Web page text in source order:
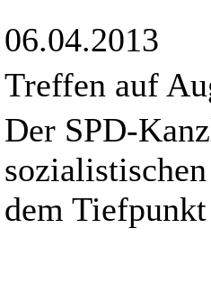
06.04.2013
Treffen auf
Der SPD-
dem